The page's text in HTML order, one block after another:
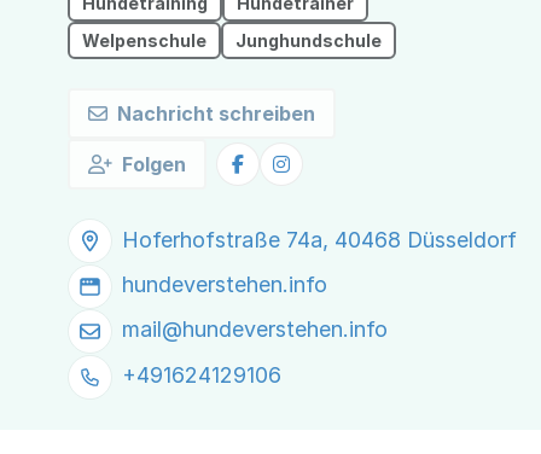
Welpenschule
Junghundschule
Nachricht schreiben
Folgen
Hoferhofstraße 74a, 40468 Düsseldorf
hundeverstehen.info
mail@hundeverstehen.info
+491624129106